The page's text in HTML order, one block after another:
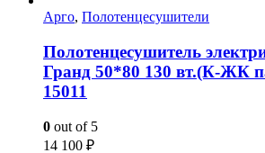
Арго, Полотенцесушители
Полотенцесушитель
Гранд 50*80 130 вт.(К-ЖК
15011
0 out of 5
14 100 ₽